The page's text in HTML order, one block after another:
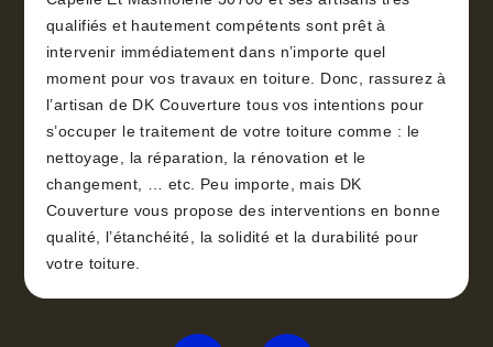
qualifiés et hautement compétents sont prêt à
intervenir immédiatement dans n’importe quel
moment pour vos travaux en toiture. Donc, rassurez à
l’artisan de DK Couverture tous vos intentions pour
s’occuper le traitement de votre toiture comme : le
nettoyage, la réparation, la rénovation et le
changement, … etc. Peu importe, mais DK
Couverture vous propose des interventions en bonne
qualité, l’étanchéité, la solidité et la durabilité pour
votre toiture.